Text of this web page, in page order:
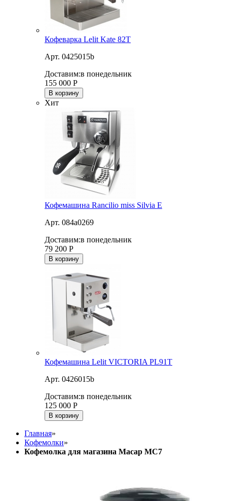
Кофеварка Lelit Kate 82T
Арт. 0425015b
Доставим:в понедельник
155 000 Р
В корзину
Хит
Кофемашина Rancilio miss Silvia E
Арт. 084a0269
Доставим:в понедельник
79 200 Р
В корзину
Кофемашина Lelit VICTORIA PL91T
Арт. 0426015b
Доставим:в понедельник
125 000 Р
В корзину
Главная»
Кофемолки»
Кофемолка для магазина Macap MС7